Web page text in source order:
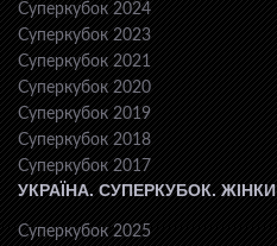
Суперкубок 2024
Суперкубок 2023
Суперкубок 2021
Суперкубок 2020
Суперкубок 2019
Суперкубок 2018
Суперкубок 2017
УКРАЇНА. СУПЕРКУБОК. ЖІНКИ
Суперкубок 2025